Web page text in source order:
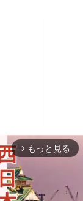
arrow_forward_ios もっと見る